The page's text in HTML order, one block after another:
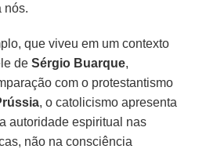
nós.
que viveu em um contexto
deSérgio Buarque,
com o protestantismo
, o catolicismo apresenta
autoridade espiritual nas
não na consciência